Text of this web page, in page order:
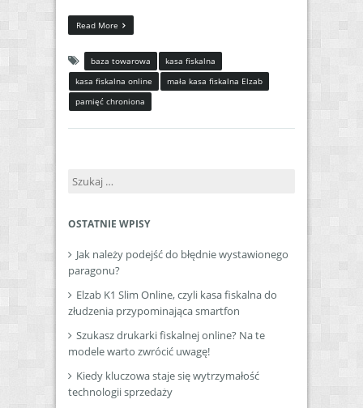
Read More
baza towarowa
kasa fiskalna
kasa fiskalna online
mała kasa fiskalna Elzab
pamięć chroniona
Szukaj:
OSTATNIE WPISY
Jak należy podejść do błędnie wystawionego
paragonu?
Elzab K1 Slim Online, czyli kasa fiskalna do
złudzenia przypominająca smartfon
Szukasz drukarki fiskalnej online? Na te
modele warto zwrócić uwagę!
Kiedy kluczowa staje się wytrzymałość
technologii sprzedaży